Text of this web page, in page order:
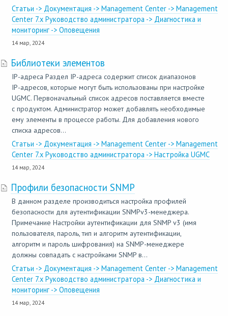
Статьи -> Документация -> Management Center -> Management
Center 7.x Руководство администратора -> Диагностика и
мониторинг -> Оповещения
14 мар, 2024
Библиотеки элементов
IP-адреса Раздел IP-адреса содержит список диапазонов
IP-адресов, которые могут быть использованы при настройке
UGMC. Первоначальный список адресов поставляется вместе
с продуктом. Администратор может добавлять необходимые
ему элементы в процессе работы. Для добавления нового
списка адресов...
Статьи -> Документация -> Management Center -> Management
Center 7.x Руководство администратора -> Настройка UGMC
14 мар, 2024
Профили безопасности SNMP
В данном разделе производиться настройка профилей
безопасности для аутентификации SNMPv3-менеджера.
Примечание Настройки аутентификации для SNMP v3 (имя
пользователя, пароль, тип и алгоритм аутентификации,
алгоритм и пароль шифрования) на SNMP-менеджере
должны совпадать с настройками SNMP в...
Статьи -> Документация -> Management Center -> Management
Center 7.x Руководство администратора -> Диагностика и
мониторинг -> Оповещения
14 мар, 2024